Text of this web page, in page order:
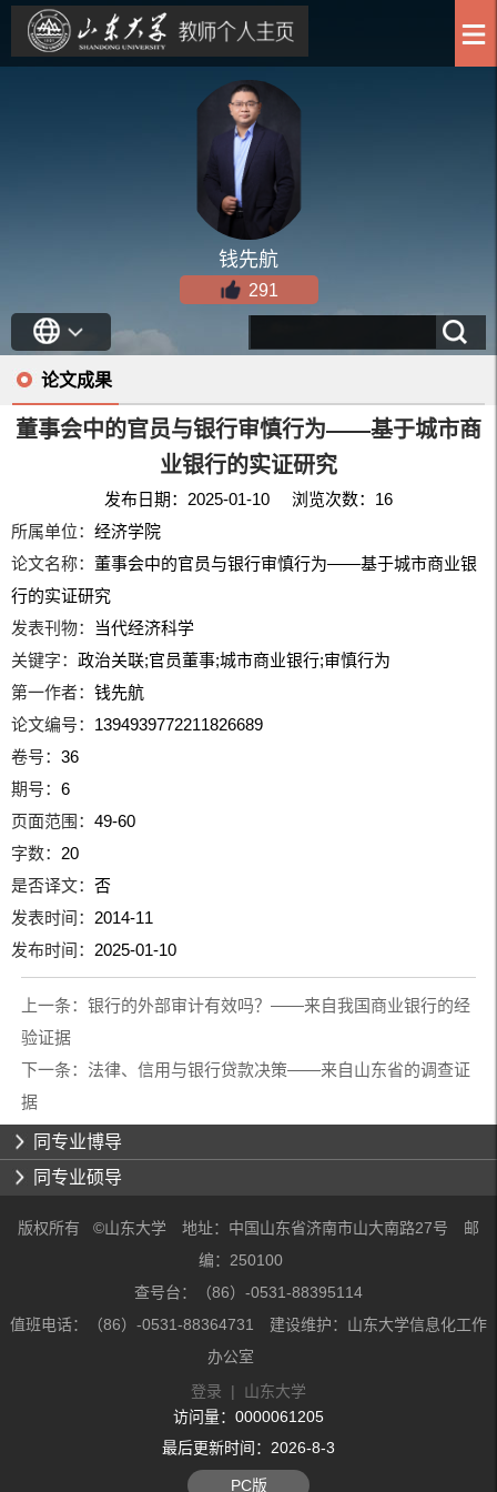
钱先航
291
论文成果
董事会中的官员与银行审慎行为——基于城市商
业银行的实证研究
发布日期：2025-01-10 浏览次数： 16
所属单位：经济学院
论文名称：董事会中的官员与银行审慎行为——基于城市商业银
行的实证研究
发表刊物： 当代经济科学
关键字：政治关联;官员董事;城市商业银行;审慎行为
第一作者：钱先航
论文编号： 1394939772211826689
卷号：36
期号：6
页面范围：49-60
字数： 20
是否译文：否
发表时间： 2014-11
发布时间： 2025-01-10
上一条： 银行的外部审计有效吗？——来自我国商业银行的经
验证据
下一条： 法律、信用与银行贷款决策——来自山东省的调查证
据
同专业博导
同专业硕导
版权所有 ©山东大学 地址：中国山东省济南市山大南路27号 邮
编：250100
查号台：（86）-0531-88395114
值班电话：（86）-0531-88364731 建设维护：山东大学信息化工作
办公室
登录 | 山东大学
访问量： 0000061205
最后更新时间： 2026-8-3
PC版